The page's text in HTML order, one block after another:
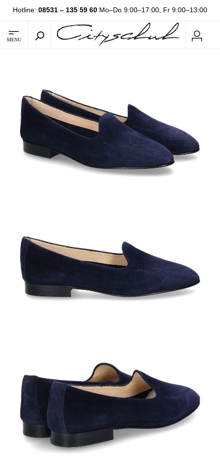
Hotline: 08531 – 135 59 60 Mo–Do 9:00–17:00, Fr 9:00–13:00
MENU